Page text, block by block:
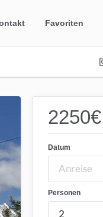
Favoriten
2250€
Datum
Personen